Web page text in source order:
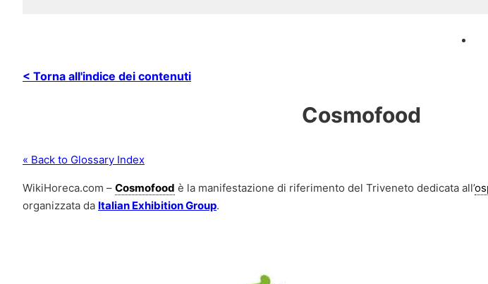
< Torna all'indice dei contenuti
Cosmofood
« Back to Glossary Index
WikiHoreca.com – Cosmofood è la manifestazione di riferimento del Triveneto dedicata all’
organizzata da Italian Exhibition Group.